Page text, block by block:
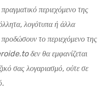
περιεχόμενο της
λογότυπα ή άλλα
το περιεχόμενο της
δεν θα εμφανίζεται
σας λογαριασμό, ούτε σε